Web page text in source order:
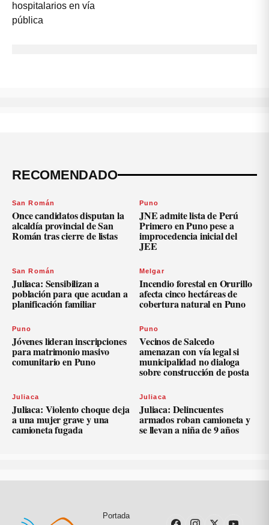
RECOMENDADO
San Román
Once candidatos disputan la
alcaldía provincial de San
Román tras cierre de listas
Puno
JNE admite lista de Perú
Primero en Puno pese a
improcedencia inicial del
JEE
San Román
Juliaca: Sensibilizan a
población para que acudan a
planificación familiar
Melgar
Incendio forestal en Orurillo
afecta cinco hectáreas de
cobertura natural en Puno
Puno
Jóvenes lideran inscripciones
para matrimonio masivo
comunitario en Puno
Puno
Vecinos de Salcedo
amenazan con vía legal si
municipalidad no dialoga
sobre construcción de posta
Juliaca
Juliaca: Violento choque deja
a una mujer grave y una
camioneta fugada
Juliaca
Juliaca: Delincuentes
armados roban camioneta y
se llevan a niña de 9 años
Portada